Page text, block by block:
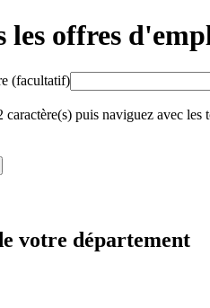
les offres
(facultatif)
caractère(s) puis naviguez avec
votre département